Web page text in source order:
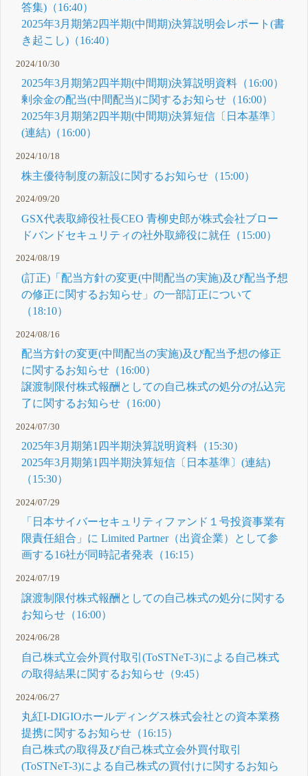
答集)（16:40）
2025年3月期第2四半期(中間期)決算説明会レポート(書
き起こし)（16:40）
2024/10/30
2025年3月期第2四半期(中間期)決算説明資料（16:00）
剰余金の配当(中間配当)に関するお知らせ（16:00）
2025年3月期第2四半期(中間期)決算短信〔日本基準〕
(連結)（16:00）
2024/10/18
株主優待制度の新設に関するお知らせ（15:00）
2024/09/20
GSX代表取締役社長CEO 青柳史郎が株式会社ブロー
ドバンドセキュリティの社外取締役に就任（15:00）
2024/08/19
(訂正)「配当方針の変更(中間配当の実施)及び配当予想
の修正に関するお知らせ」の一部訂正について
（18:10）
2024/08/16
配当方針の変更(中間配当の実施)及び配当予想の修正
に関するお知らせ（16:00）
譲渡制限付株式報酬としての自己株式の処分の払込完
了に関するお知らせ（16:00）
2024/07/30
2025年3月期第1四半期決算説明資料（15:30）
2025年3月期第1四半期決算短信〔日本基準〕(連結)
（15:30）
2024/07/29
「日本サイバーセキュリティファンド１号投資事業有
限責任組合」に Limited Partner（出資企業）として参
画する16社が同時記者発表（16:15）
2024/07/19
譲渡制限付株式報酬としての自己株式の処分に関する
お知らせ（16:00）
2024/06/28
自己株式立会外買付取引(ToSTNeT-3)による自己株式
の取得結果に関するお知らせ（9:45）
2024/06/27
丸紅I-DIGIOホールディングス株式会社との資本業務
提携に関するお知らせ（16:15）
自己株式の取得及び自己株式立会外買付取引
(ToSTNeT-3)による自己株式の買付けに関するお知ら